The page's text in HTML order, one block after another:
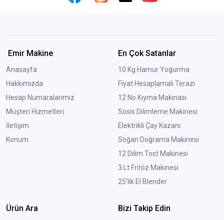
Emir Makine
Anasayfa
Hakkımızda
Hesap Numaralarımız
Müşteri Hizmetleri
İletişim
Konum
En Çok Satanlar
10 Kg Hamur Yoğurma
Fiyat Hesaplamalı Terazi
12 No Kıyma Makinası
Sosis Dilimleme Makinesi
Elektrikli Çay Kazanı
Soğan Doğrama Makinesi
12 Dilim Tost Makinesi
3 Lt Fritöz Makinesi
25'lik El Blender
Ürün Ara
Bizi Takip Edin